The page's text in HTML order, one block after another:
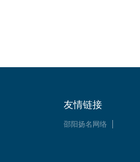
友情链接
邵阳扬名网络